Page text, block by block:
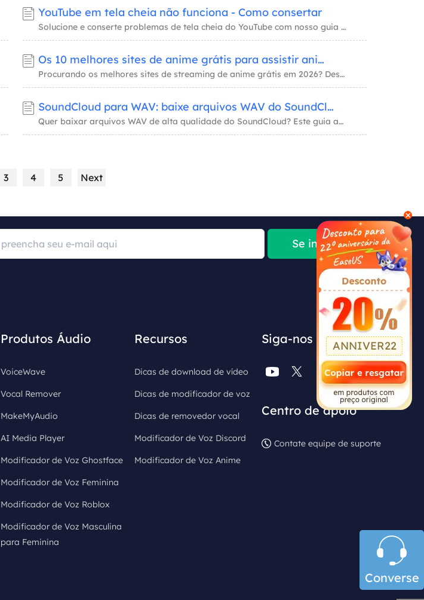

ANNIVER22
YouTube em tela cheia não funciona - Como consertar
Solucione e conserte problemas de tela cheia do YouTube com nosso guia abrangente. Aprenda
Os 10 melhores sites de anime grátis para assistir anime online em 2026
Procurando os melhores sites de streaming de anime grátis em 2026? Descubra os 10 melhores
SoundCloud para WAV: baixe arquivos WAV do SoundCloud facilmente!
Quer baixar arquivos WAV de alta qualidade do SoundCloud? Este guia abrange os melhores ba
3 4 5 Next
Se inscrever
Produtos Áudio
VoiceWave
Vocal Remover
MakeMyAudio
AI Media Player
Modificador de Voz Ghostface
Modificador de Voz Feminina
Modificador de Voz Roblox
Modificador de Voz Masculina
para Feminina
Recursos
Dicas de download de vídeo
Dicas de modificador de voz
Dicas de removedor vocal
Modificador de Voz Discord
Modificador de Voz Anime
Siga-nos
   
Centro de apoio
Contate equipe de suporte

Converse